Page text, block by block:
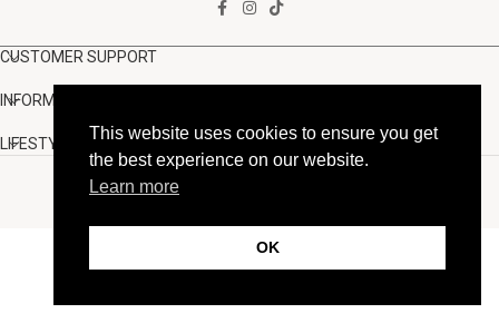
CUSTOMER SUPPORT
INFORMATION
LIFESTYLE
Copyright Muse.clo 2026
This website uses cookies to ensure you get
the best experience on our website.
Learn more
OK